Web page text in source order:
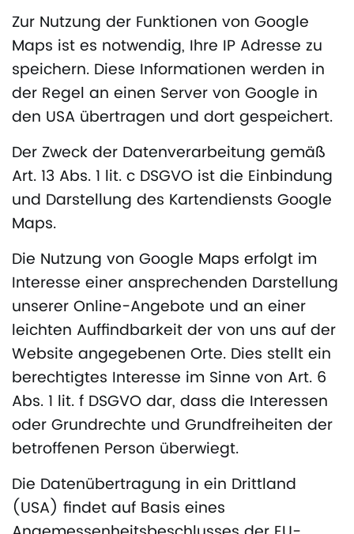
Zur Nutzung der Funktionen von Google
Maps ist es notwendig, Ihre IP Adresse zu
speichern. Diese Informationen werden in
der Regel an einen Server von Google in
den USA übertragen und dort gespeichert.
Der Zweck der Datenverarbeitung gemäß
Art. 13 Abs. 1 lit. c DSGVO ist die Einbindung
und Darstellung des Kartendiensts Google
Maps.
Die Nutzung von Google Maps erfolgt im
Interesse einer ansprechenden Darstellung
unserer Online-Angebote und an einer
leichten Auffindbarkeit der von uns auf der
Website angegebenen Orte. Dies stellt ein
berechtigtes Interesse im Sinne von Art. 6
Abs. 1 lit. f DSGVO dar, dass die Interessen
oder Grundrechte und Grundfreiheiten der
betroffenen Person überwiegt.
Die Datenübertragung in ein Drittland
(USA) findet auf Basis eines